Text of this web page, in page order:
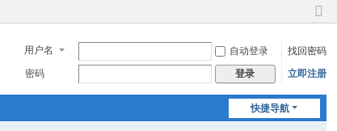
切
到
窄
用户名 自动登录
找回密码
密码
登录 立即注册
快捷导航